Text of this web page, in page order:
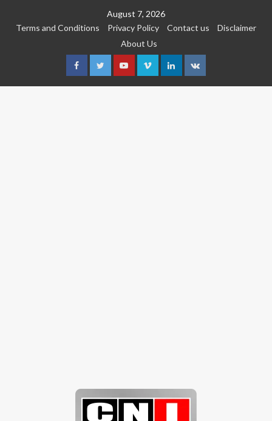
August 7, 2026
Terms and Conditions
Privacy Policy Contact us
Disclaimer
About Us
FacebookTwitterYoutubeVimeoLinkedin
VK